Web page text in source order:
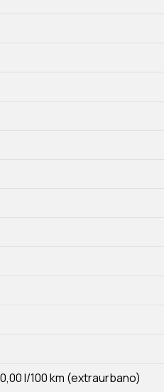
0,00 l/100 km (extraurbano)